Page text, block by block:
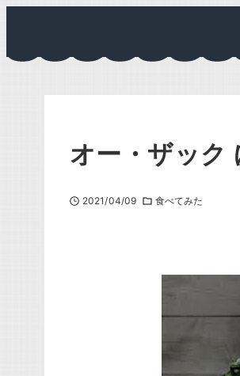
オー・ザック
2021/04/09 食べてみた